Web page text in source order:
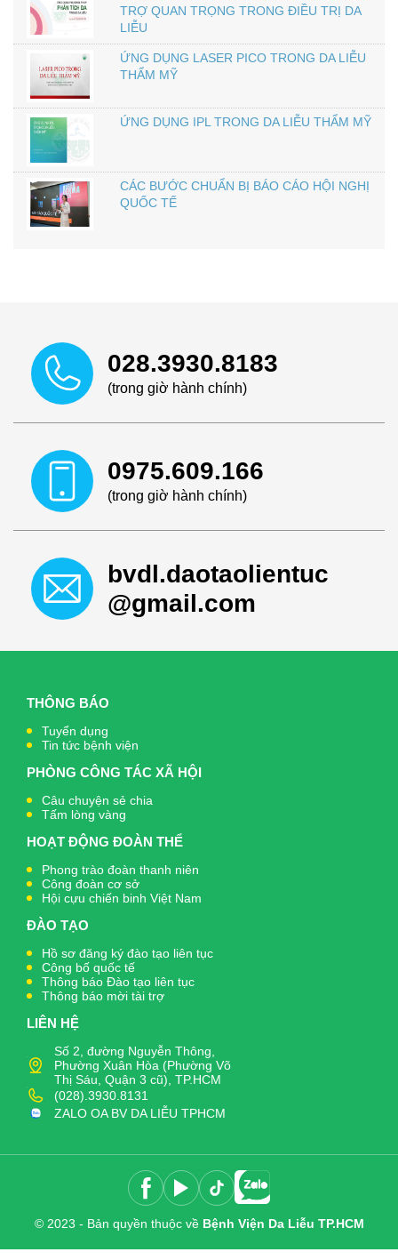
TRỢ QUAN TRỌNG TRONG ĐIỀU TRỊ DA
LIỄU
ỨNG DỤNG LASER PICO TRONG DA LIỄU
THẨM MỸ
ỨNG DỤNG IPL TRONG DA LIỄU THẨM MỸ
CÁC BƯỚC CHUẨN BỊ BÁO CÁO HỘI NGHỊ
QUỐC TẾ
028.3930.8183
(trong giờ hành chính)
0975.609.166
(trong giờ hành chính)
bvdl.daotaolientuc
@gmail.com
THÔNG BÁO
Tuyển dụng
Tin tức bệnh viện
PHÒNG CÔNG TÁC XÃ HỘI
Câu chuyện sẻ chia
Tấm lòng vàng
HOẠT ĐỘNG ĐOÀN THỂ
Phong trào đoàn thanh niên
Công đoàn cơ sở
Hội cựu chiến binh Việt Nam
ĐÀO TẠO
Hồ sơ đăng ký đào tạo liên tục
Công bố quốc tế
Thông báo Đào tạo liên tục
Thông báo mời tài trợ
LIÊN HỆ
Số 2, đường Nguyễn Thông,
Phường Xuân Hòa (Phường Võ
Thị Sáu, Quận 3 cũ), TP.HCM
(028).3930.8131
ZALO OA BV DA LIỄU TPHCM
© 2023 - Bản quyền thuộc về Bệnh Viện Da Liễu TP.HCM